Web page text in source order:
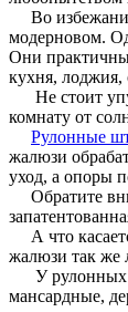
Во
модерновом.
Они
кухня, лоджия,
Не стоит
комнату от
Рулонные
жалюзи
уход, а опоры
Обратите
А что
жалюзи так же
У рулонных
мансардные,